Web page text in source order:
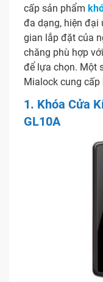
cấp sản phẩm
đa dạng, hiện đại
gian lắp đặt của
chăng phù hợp
để lựa chọn. Một
Mialock cung cấp
1. Khóa Cửa
GL10A